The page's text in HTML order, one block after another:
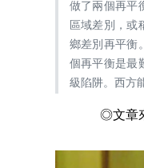
做了兩個再平
區域差別，或
鄉差別再平衡
個再平衡是最
級陷阱。西方
◎文章